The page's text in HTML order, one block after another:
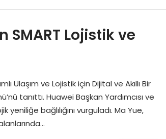
SMART Lojistik ve
Ulaşım ve Lojistik için Dijital ve Akıllı Bir
tanıttı. Huawei Başkan Yardımcısı ve
yeniliğe bağlılığını vurguladı. Ma Yue,